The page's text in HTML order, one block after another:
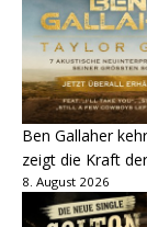
Ben Gallaher
zeigt die Kraft
8. August 2026